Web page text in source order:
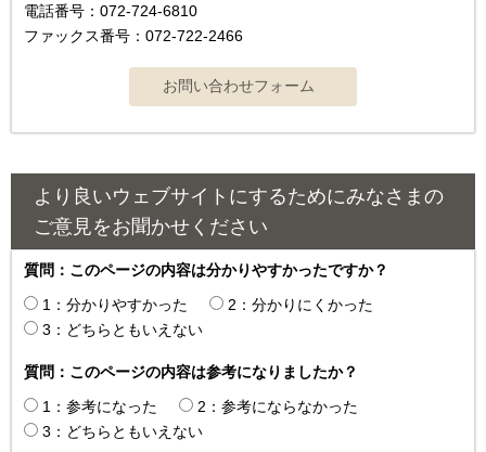
電話番号：072-724-6810
ファックス番号：072-722-2466
より良いウェブサイトにするためにみなさまの
ご意見をお聞かせください
質問：このページの内容は分かりやすかったですか？
1：分かりやすかった
2：分かりにくかった
3：どちらともいえない
質問：このページの内容は参考になりましたか？
1：参考になった
2：参考にならなかった
3：どちらともいえない